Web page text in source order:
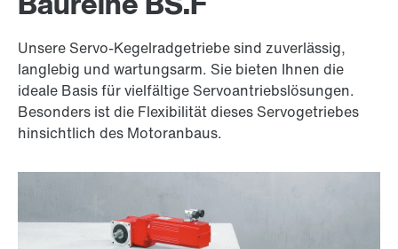
Unsere Servo-Kegelradgetriebe sind zuverlässig,
langlebig und wartungsarm. Sie bieten Ihnen die
ideale Basis für vielfältige Servoantriebslösungen.
Besonders ist die Flexibilität dieses Servogetriebes
hinsichtlich des Motoranbaus.